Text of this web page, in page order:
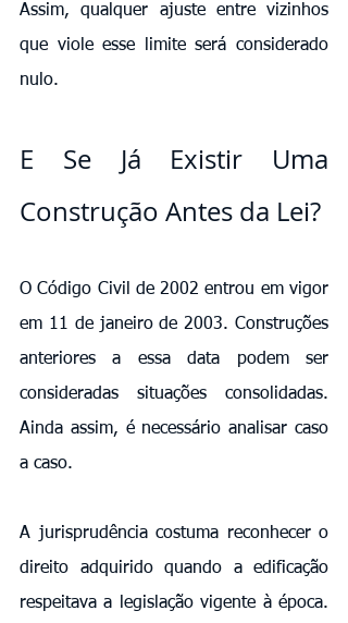
Assim, qualquer ajuste entre vizinhos
que viole esse limite será considerado
nulo.
E Se Já Existir Uma
Construção Antes da Lei?
O Código Civil de 2002 entrou em vigor
em 11 de janeiro de 2003. Construções
anteriores a essa data podem ser
consideradas situações consolidadas.
Ainda assim, é necessário analisar caso
a caso.
A jurisprudência costuma reconhecer o
direito adquirido quando a edificação
respeitava a legislação vigente à época.